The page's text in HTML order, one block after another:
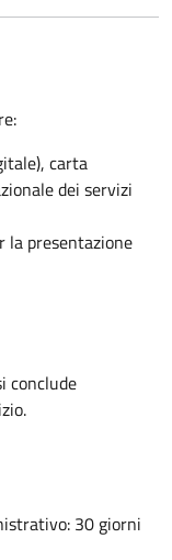
carta
dei servizi
la presentazione
conclude
30 giorni